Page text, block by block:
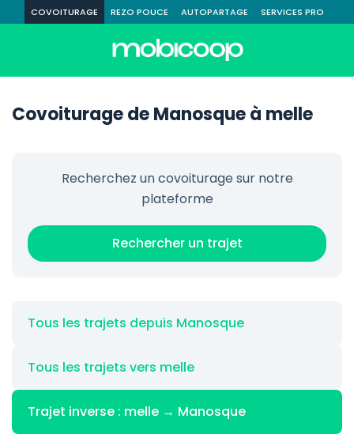
COVOITURAGE REZO POUCE AUTOPARTAGE SERVICES PRO
Covoiturage de Manosque à melle
Recherchez un covoiturage sur notre
plateforme
Rechercher un trajet
Tous les trajets depuis Manosque
Tous les trajets vers melle
Trajet inverse : melle → Manosque